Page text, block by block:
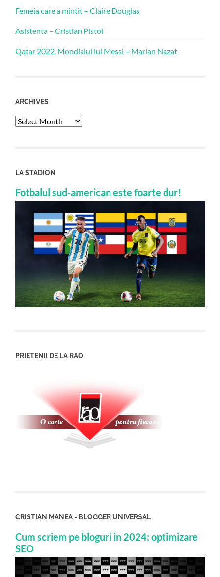
Femeia care a mintit – Claire Douglas
Asistenta – Cristian Pistol
Qatar 2022. Mondialul lui Messi – Marian Nazat
ARCHIVES
Archives
LA STADION
Fotbalul sud-american este foarte dur!
PRIETENII DE LA RAO
CRISTIAN MANEA - BLOGGER UNIVERSAL
Cum scriem pe bloguri in 2024: optimizare
SEO